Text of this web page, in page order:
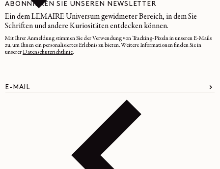
ABONNIEREN SIE UNSEREN NEWSLETTER
Ein dem LEMAIRE Universum gewidmeter Bereich, in dem Sie
Schriften und andere Kuriositäten entdecken können.
Mit Ihrer Anmeldung stimmen Sie der Verwendung von Tracking-Pixeln in unseren E-Mails
zu, um Ihnen ein personalisiertes Erlebnis zu bieten. Weitere Informationen finden Sie in
unserer Datenschutzrichtlinie.
E-MAIL